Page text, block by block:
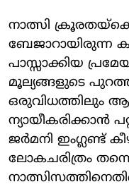
നാത്സി
പാസ്സാക്കിയ
മൂല്യങ്ങളുടെ
ഒരുവിധത്തിലും ആ
ന്യായീകരിക്കാന്‍
ജര്‍മനി ഇംഗ്ലണ്ട്
ലോകചരിത്രം